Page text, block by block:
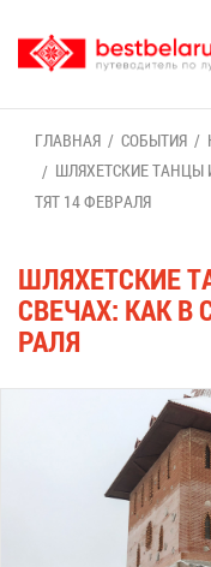
ГЛАВ­НАЯ СО­БЫ­ТИЯ
ШЛЯ­ХЕТ­СКИЕ ТАН­ЦЫ
ТЯТ 14 ФЕВ­РА­ЛЯ
ШЛЯ­ХЕТ­СКИЕ
СВЕ­ЧАХ: КАК В
РА­ЛЯ